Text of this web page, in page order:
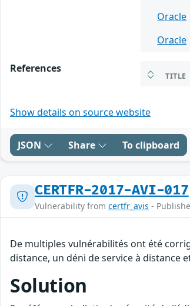
Oracle
Oracle
References
TITLE
Show details on source website
JSON Share To clipboard
CERTFR-2017-AVI-017
Vulnerability from certfr_avis -
De multiples vulnérabilités ont été
distance, un déni de service à distance
Solution